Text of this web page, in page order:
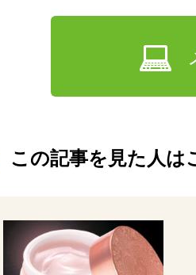
この記事を見た人は